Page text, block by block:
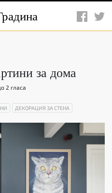
за дома
2 гласа
ДЕКОРАЦИЯ ЗА СТЕНА